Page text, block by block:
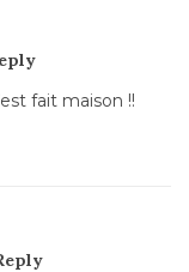
fait maison !!